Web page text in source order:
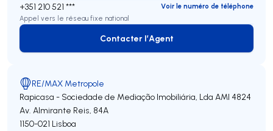
+351 210 521 ***
Voir le numéro de téléphone
Appel vers le réseau fixe national
Contacter l’Agent
Contacter l’Agent
RE/MAX Metropole
Rapicasa - Sociedade de Mediação Imobiliária, Lda AMI 4824
Av. Almirante Reis, 84A
1150-021 Lisboa